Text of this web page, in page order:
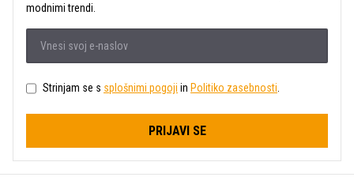
modnimi trendi.
Strinjam se s splošnimi pogoji in Politiko zasebnosti.
PRIJAVI SE